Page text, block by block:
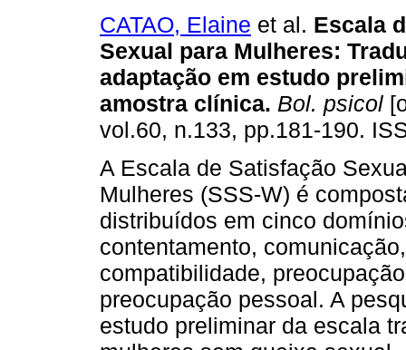
CATAO, Elaine et al. Escala
Sexual para Mulheres:
adaptação em estudo
amostra clínica. Bol. psicol
vol.60, n.133, pp.181-190.
A Escala de Satisfação
Mulheres (SSS-W) é
distribuídos em cinco
contentamento, comunicação,
compatibilidade,
preocupação pessoal. A
estudo preliminar da escala